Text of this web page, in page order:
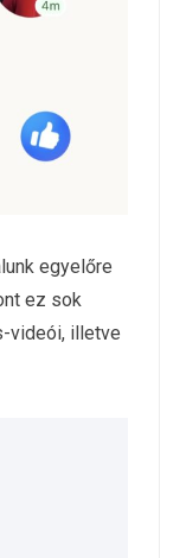
egyelőre
ez sok
videói, illetve